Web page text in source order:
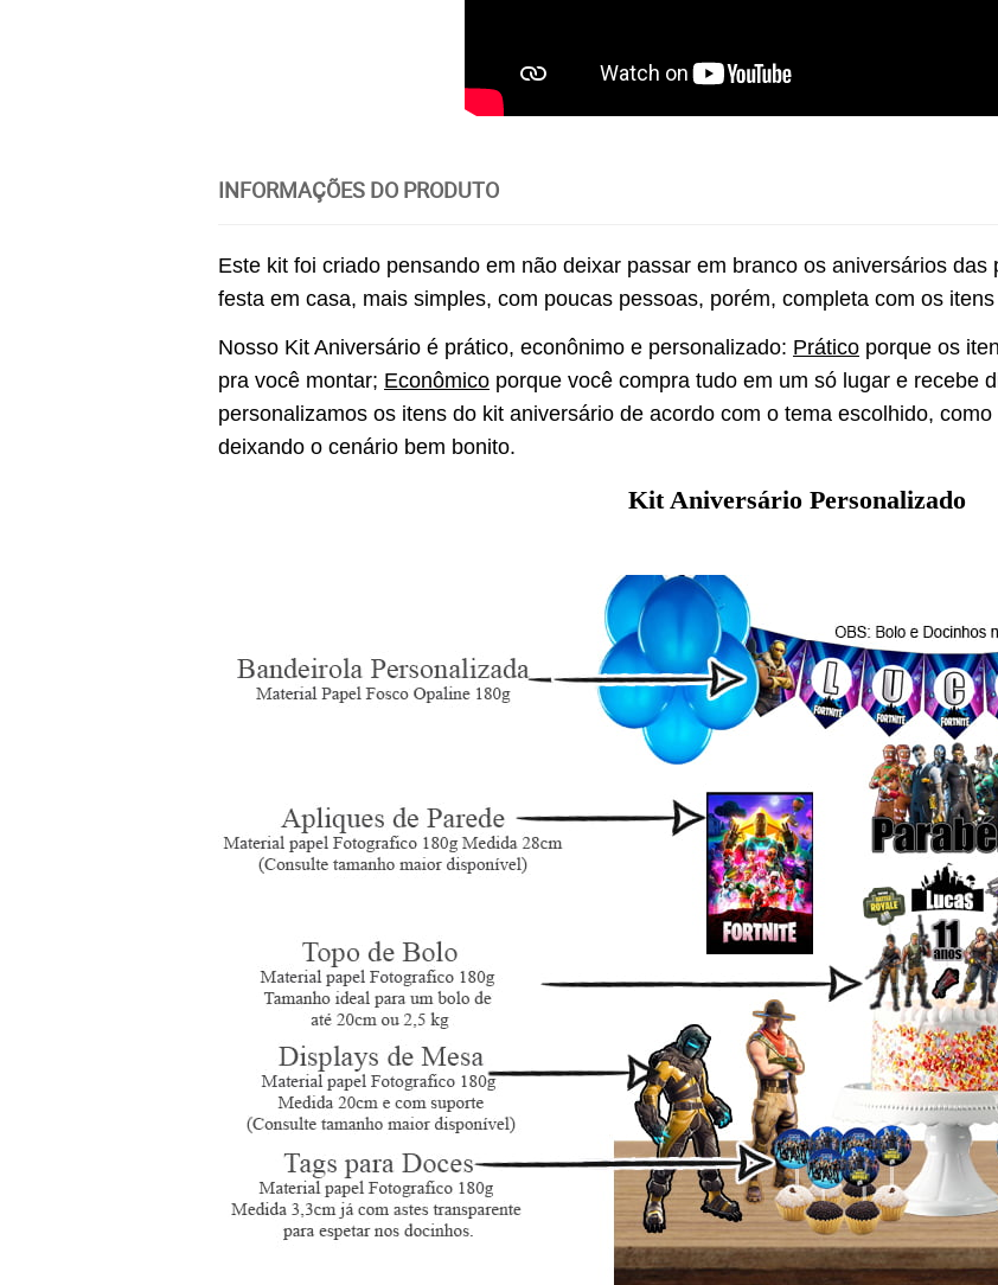
INFORMAÇÕES DO PRODUTO
Este kit foi criado pensando em não deixar passar em branco os aniversários
festa em casa, mais simples, com poucas pessoas, porém, completa com os
Nosso Kit Aniversário é prático, econônimo e personalizado: Prático porque os
pra você montar; Econômico porque você compra tudo em um só lugar e recebe
personalizamos os itens do kit aniversário de acordo com o tema escolhido,
deixando o cenário bem bonito.
Kit Aniversário Personalizado